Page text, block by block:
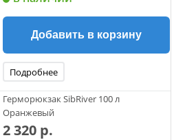
Добавить в корзину
Подробнее
Герморюкзак SibRiver 100 л
Оранжевый
2 320 р.